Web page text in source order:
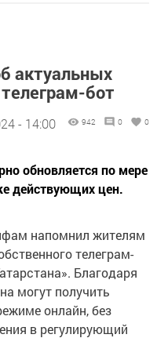
актуальных
бот
- 14:00 942 0 0
обновляется по мере
действующих цен.
напомнил жителям
телеграм-
Благодаря
могут получить
онлайн, без
в регулирующий